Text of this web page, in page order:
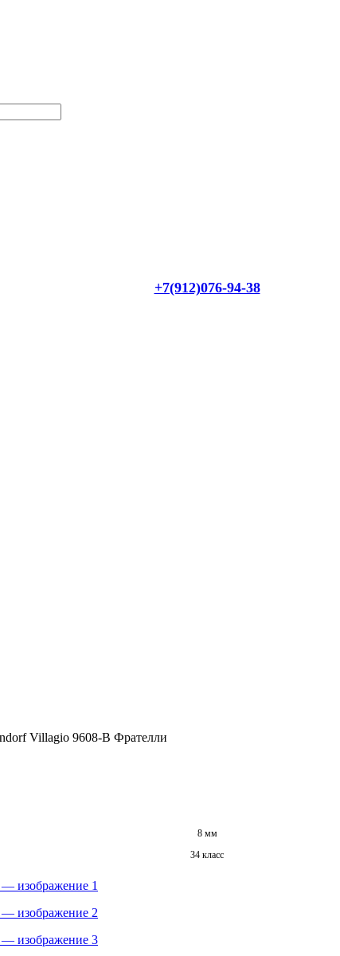
+7(912)076-94-38
Villagio 9608-B Фрателли
8 мм
34 класс